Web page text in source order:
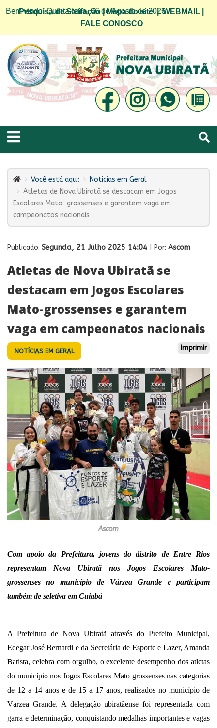
Bem vindo! Quinta-feira, 06 de Agosto de 2026
Pesquisa de Satifação|Mapa do site|WEBMAIL
FALE CONOSCO
Você está aqui:
Notícias em Geral
Atletas de Nova Ubiratã se destacam em Jogos
Escolares Mato-grossenses e garantem vaga em
campeonatos nacionais
Publicado: Segunda, 21 Julho 2025 14:04 | Por: Ascom
Atletas de Nova Ubiratã se
destacam em Jogos Escolares
Mato-grossenses e garantem
vaga em campeonatos nacionais
NOTÍCIAS EM GERAL Imprimir
Ascom
Com apoio da Prefeitura, jovens do distrito de Entre Rios
representam Nova Ubiratã nos Jogos Escolares Mato-
grossenses no município de Várzea Grande e participam
também de seletiva em Cuiabá
A Prefeitura de Nova Ubiratã através do Prefeito Municipal,
Edegar José Bernardi e da Secretária de Esporte e Lazer, Amanda
Batista, celebra com orgulho, o excelente desempenho dos atletas
do município nos Jogos Escolares Mato-grossenses nas categorias
de 12 a 14 anos e de 15 a 17 anos, realizados no município de
Várzea Grande. A delegação ubiratãense foi representada com
garra e determinação, conquistando medalhas importantes e vagas